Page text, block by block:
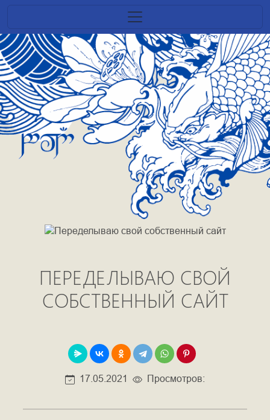
ПЕРЕДЕЛЫВАЮ СВОЙ
СОБСТВЕННЫЙ САЙТ
17.05.2021 Просмотров: